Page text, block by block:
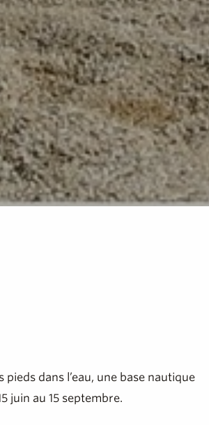
dans l’eau, une base nautique
juin au 15 septembre.